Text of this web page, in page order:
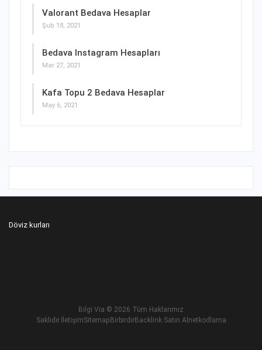
Valorant Bedava Hesaplar
Şub 18, 2021
Bedava Instagram Hesapları
Mar 27, 2021
Kafa Topu 2 Bedava Hesaplar
May 6, 2021
Döviz kurları
Bilgi Via © 2026 Tüm Haklarımız
Saklıdır. İletişimSitemapBirbirdirBacklink Satın Al netkodlama